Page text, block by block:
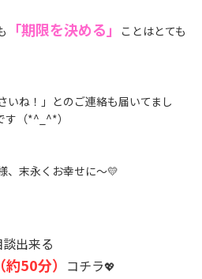
「期限を決める」
ことはとても
いね！」とのご連絡も届いてまし
す（*^_^*）
、末永くお幸せに～💛
出来る
50分） コチラ💖